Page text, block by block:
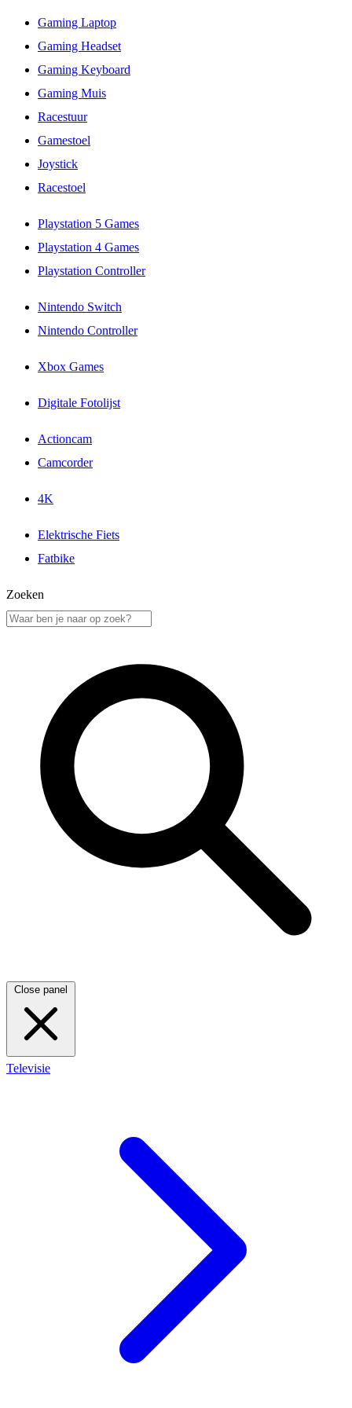
Gaming Laptop
Gaming Headset
Gaming Keyboard
Gaming Muis
Racestuur
Gamestoel
Joystick
Racestoel
Playstation 5 Games
Playstation 4 Games
Playstation Controller
Nintendo Switch
Nintendo Controller
Xbox Games
Digitale Fotolijst
Actioncam
Camcorder
4K
Elektrische Fiets
Fatbike
Zoeken
Close panel
Televisie